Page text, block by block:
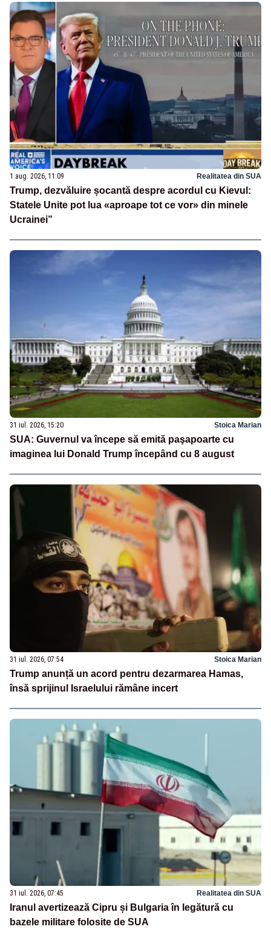
1 aug. 2026, 11:09 Realitatea din SUA
Trump, dezvăluire șocantă despre acordul cu Kievul:
Statele Unite pot lua «aproape tot ce vor» din minele
Ucrainei”
31 iul. 2026, 15:20 Stoica Marian
SUA: Guvernul va începe să emită paşapoarte cu
imaginea lui Donald Trump începând cu 8 august
31 iul. 2026, 07:54 Stoica Marian
Trump anunță un acord pentru dezarmarea Hamas,
însă sprijinul Israelului rămâne incert
31 iul. 2026, 07:45 Realitatea din SUA
Iranul avertizează Cipru și Bulgaria în legătură cu
bazele militare folosite de SUA